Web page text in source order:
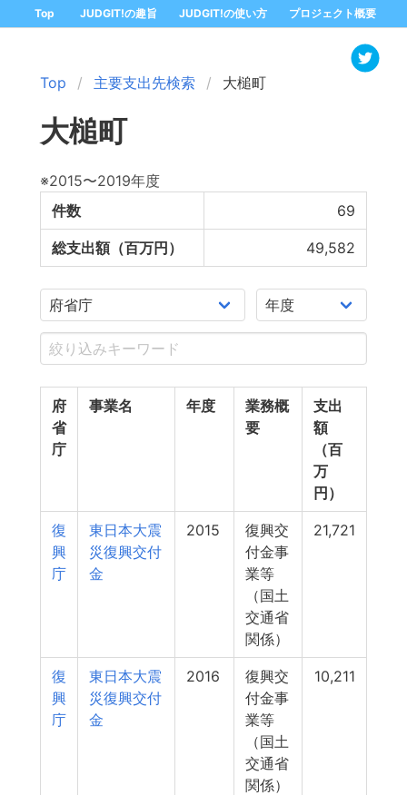
Top JUDGIT!の趣旨 JUDGIT!の使い方 プロジェクト概要
Top 主要支出先検索 大槌町
大槌町
※2015〜2019年度
件数
69
総支出額（百万円） 49,582
府
省
庁
事業名 年度
業務概
要
支出
額
（百
万
円）
復
興
庁
東日本大震
災復興交付
金
2015
復興交
付金事
業等
（国土
交通省
関係）
21,721
復
興
庁
東日本大震
災復興交付
金
2016
復興交
付金事
業等
（国土
交通省
関係）
10,211